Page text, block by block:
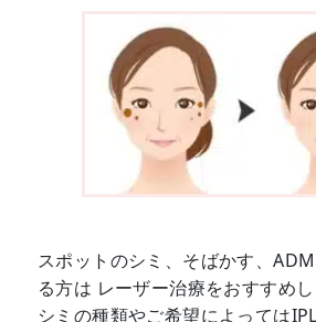
スポットのシミ、そばかす、
る方は レーザー治療をおすすめし
シミの種類やご希望によっては